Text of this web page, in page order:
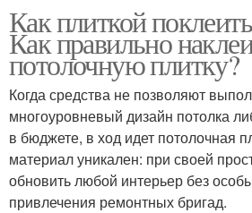
Как плиткой
Как правильно
потолочную плитку?
Когда средства не позволяют
многоуровневый дизайн потолка
в бюджете, в ход идет потолочная
материал уникален: при своей
обновить любой интерьер без
привлечения ремонтных бригад.